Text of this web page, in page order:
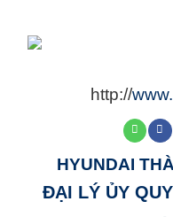
http://
HYUNDAI
ĐẠI LÝ ỦY